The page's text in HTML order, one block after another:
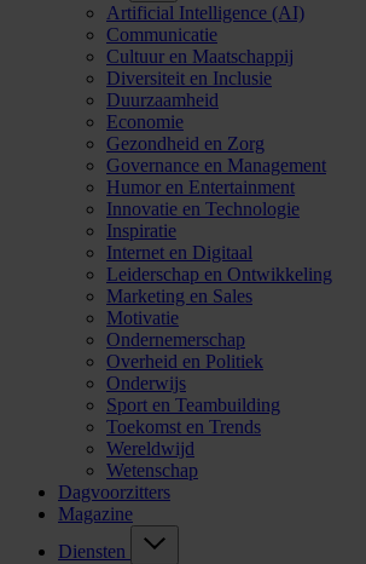
Artificial Intelligence (AI)
Communicatie
Cultuur en Maatschappij
Diversiteit en Inclusie
Duurzaamheid
Economie
Gezondheid en Zorg
Governance en Management
Humor en Entertainment
Innovatie en Technologie
Inspiratie
Internet en Digitaal
Leiderschap en Ontwikkeling
Marketing en Sales
Motivatie
Ondernemerschap
Overheid en Politiek
Onderwijs
Sport en Teambuilding
Toekomst en Trends
Wereldwijd
Wetenschap
Dagvoorzitters
Magazine
Diensten